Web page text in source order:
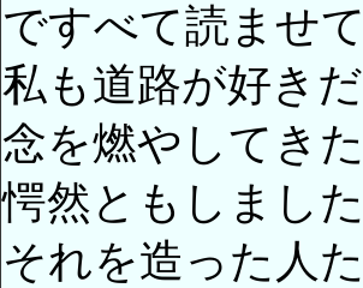
ですべて読ませ
私も道路が好き
念を燃やしてき
愕然ともしまし
それを造った人